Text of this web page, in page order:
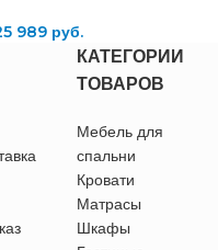
989руб.
КАТЕГОРИИ
ТОВАРОВ
Мебель для
спальни
Кровати
Матрасы
Шкафы